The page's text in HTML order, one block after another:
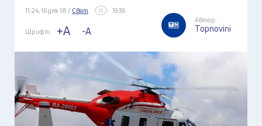
11:24, 16 дек 18 / Свят 1936
Шрифт: +A -A
Автор:
Topnovini